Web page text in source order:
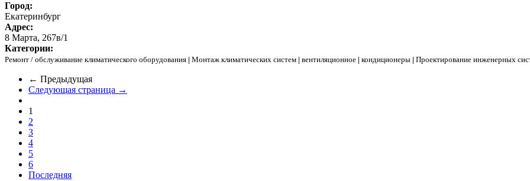
Город:
Екатеринбург
Адрес:
8 Марта, 267в/1
Категории:
Ремонт / обслуживание климатического оборудования | Монтаж климатических систем | вентиляционное | кондиционеры | Проектирование инженерных
← Предыдущая
Следующая страница →
1
2
3
4
5
6
Последняя